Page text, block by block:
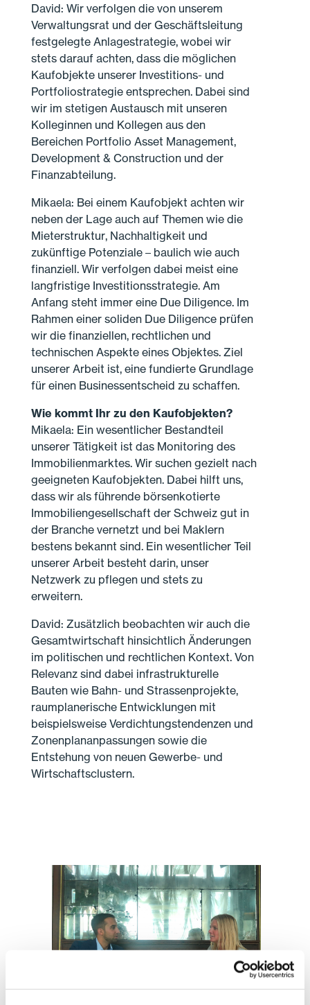
David: Wir verfolgen die von unserem
Verwaltungsrat und der Geschäftsleitung
festgelegte Anlagestrategie, wobei wir
stets darauf achten, dass die möglichen
Kaufobjekte unserer Investitions- und
Portfoliostrategie entsprechen. Dabei sind
wir im stetigen Austausch mit unseren
Kolleginnen und Kollegen aus den
Bereichen Portfolio Asset Management,
Development & Construction und der
Finanzabteilung.
Mikaela: Bei einem Kaufobjekt achten wir
neben der Lage auch auf Themen wie die
Mieterstruktur, Nachhaltigkeit und
zukünftige Potenziale – baulich wie auch
finanziell. Wir verfolgen dabei meist eine
langfristige Investitionsstrategie. Am
Anfang steht immer eine Due Diligence. Im
Rahmen einer soliden Due Diligence prüfen
wir die finanziellen, rechtlichen und
technischen Aspekte eines Objektes. Ziel
unserer Arbeit ist, eine fundierte Grundlage
für einen Businessentscheid zu schaffen.
Wie kommt Ihr zu den Kaufobjekten?
Mikaela: Ein wesentlicher Bestandteil
unserer Tätigkeit ist das Monitoring des
Immobilienmarktes. Wir suchen gezielt nach
geeigneten Kaufobjekten. Dabei hilft uns,
dass wir als führende börsenkotierte
Immobiliengesellschaft der Schweiz gut in
der Branche vernetzt und bei Maklern
bestens bekannt sind. Ein wesentlicher Teil
unserer Arbeit besteht darin, unser
Netzwerk zu pflegen und stets zu
erweitern.
David: Zusätzlich beobachten wir auch die
Gesamtwirtschaft hinsichtlich Änderungen
im politischen und rechtlichen Kontext. Von
Relevanz sind dabei infrastrukturelle
Bauten wie Bahn- und Strassenprojekte,
raumplanerische Entwicklungen mit
beispielsweise Verdichtungstendenzen und
Zonenplananpassungen sowie die
Entstehung von neuen Gewerbe- und
Wirtschaftsclustern.